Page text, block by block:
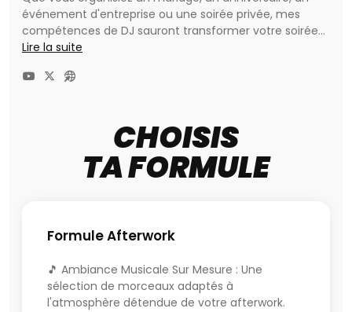
événement d'entreprise ou une soirée privée, mes
compétences de DJ sauront transformer votre soirée
en un moment inoubliable.
Je suis fier de vous proposer des prestations sur
goûts, vos attentes et vos besoins afin de créer une
ambiance musicale qui reflète votre personnalité et
vos souhaits.
Si vous recherchez un DJ pour votre prochain
proposer des solutions sur mesure pour une soirée
réussie.
Dans l'attente de vous rencontrer pour une soirée
inoubliable, je vous souhaite une excellente journée !
Lire la suite
CHOISIS
TA FORMULE
Formule Afterwork
🎵 Ambiance Musicale Sur Mesure : Une
sélection de morceaux adaptés à
l'atmosphère détendue de votre afterwork.